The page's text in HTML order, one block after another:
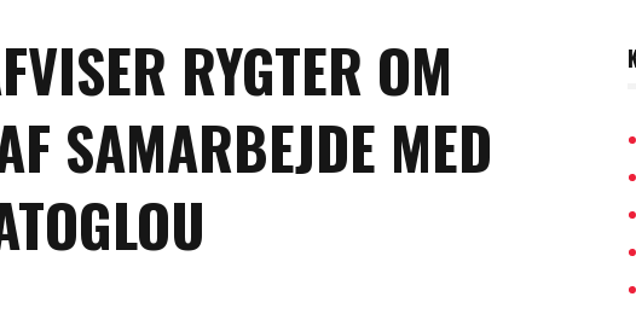
RYGTER OM
SAMARBEJDE MED